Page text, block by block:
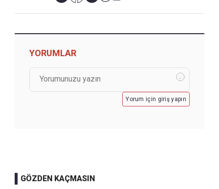
YORUMLAR
Yorum için giriş yapın
GÖZDEN KAÇMASIN